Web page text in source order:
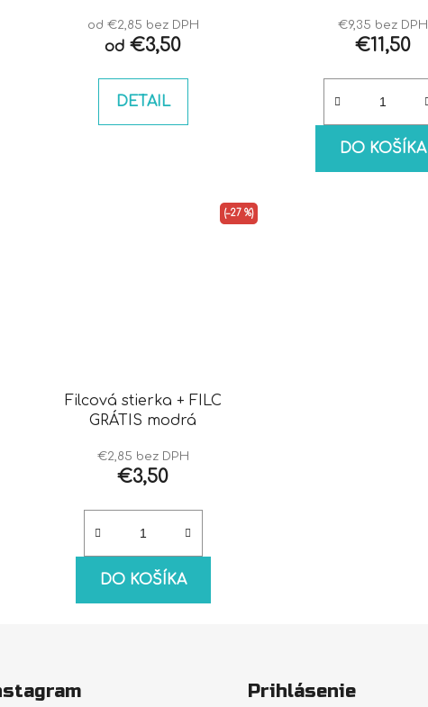
od €2,85 bez DPH
od €3,50
DETAIL
€9,35 bez DPH
€11,50
DO KOŠÍKA
Filcová stierka + FILC
GRÁTIS modrá
€2,85 bez DPH
€3,50
(–27 %)
DO KOŠÍKA
Prihlásenie